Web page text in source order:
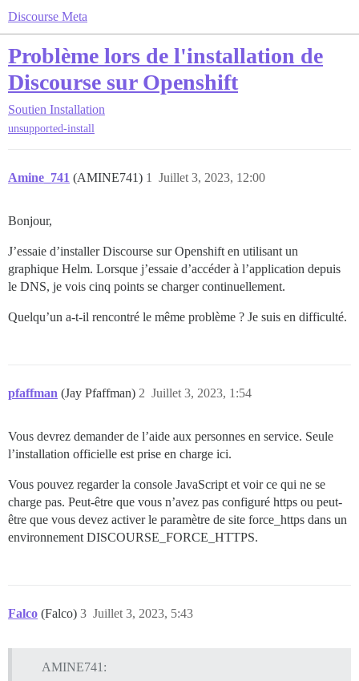
Discourse Meta
Problème lors de l'installation de
Discourse sur Openshift
Soutien Installation
unsupported-install
Amine_741 (AMINE741) Juillet 3, 2023, 12:00
1
Bonjour,
J’essaie d’installer Discourse sur Openshift en utilisant un
graphique Helm. Lorsque j’essaie d’accéder à l’application depuis
le DNS, je vois cinq points se charger continuellement.
Quelqu’un a-t-il rencontré le même problème ? Je suis en difficulté.
pfaffman (Jay Pfaffman) Juillet 3, 2023, 1:54
2
Vous devrez demander de l’aide aux personnes en service. Seule
l’installation officielle est prise en charge ici.
Vous pouvez regarder la console JavaScript et voir ce qui ne se
charge pas. Peut-être que vous n’avez pas configuré https ou peut-
être que vous devez activer le paramètre de site force_https dans un
environnement DISCOURSE_FORCE_HTTPS.
Falco (Falco) Juillet 3, 2023, 5:43
3
AMINE741: